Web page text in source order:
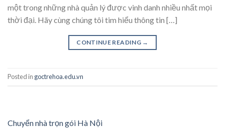
một trong những nhà quản lý được vinh danh nhiều nhất mọi
thời đại. Hãy cùng chúng tôi tim hiểu thông tin […]
CONTINUE READING →
Posted in goctrehoa.edu.vn
Chuyển nhà trọn gói Hà Nội